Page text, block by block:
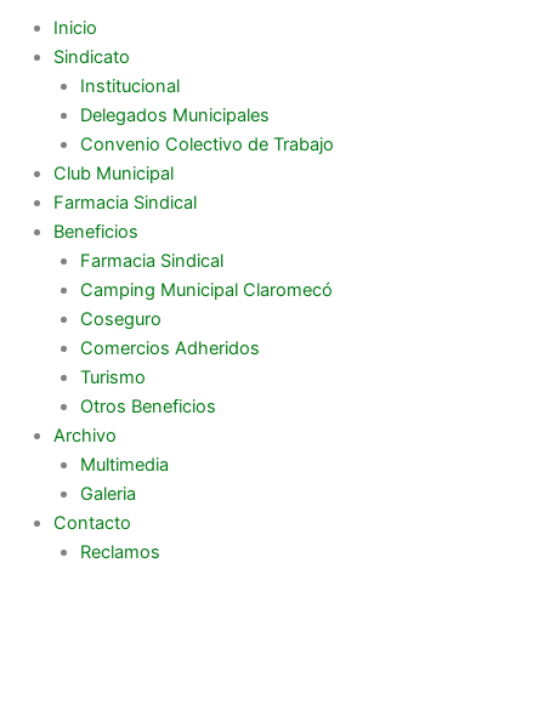
Inicio
Sindicato
Institucional
Delegados Municipales
Convenio Colectivo de Trabajo
Club Municipal
Farmacia Sindical
Beneficios
Farmacia Sindical
Camping Municipal Claromecó
Coseguro
Comercios Adheridos
Turismo
Otros Beneficios
Archivo
Multimedia
Galeria
Contacto
Reclamos